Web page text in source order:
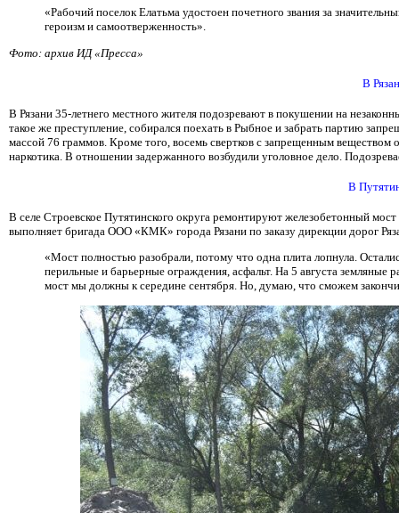
«Рабочий поселок Елатьма удостоен почетного звания за
героизм и самоотверженность».
Фото: архив ИД «Пресса»
В
В Рязани 35-летнего местного жителя подозревают в покушении на
такое же преступление, собирался поехать в Рыбное и забрать партию
массой 76 граммов. Кроме того, восемь свертков с запрещенным
наркотика. В отношении задержанного возбудили уголовное дело.
В
В селе Строевское Путятинского округа ремонтируют железобетонный
выполняет бригада ООО «КМК» города Рязани по заказу дирекции дорог
«Мост полностью разобрали, потому что одна плита лопнула.
перильные и барьерные ограждения, асфальт. На 5 августа
мост мы должны к середине сентября. Но, думаю, что сможем